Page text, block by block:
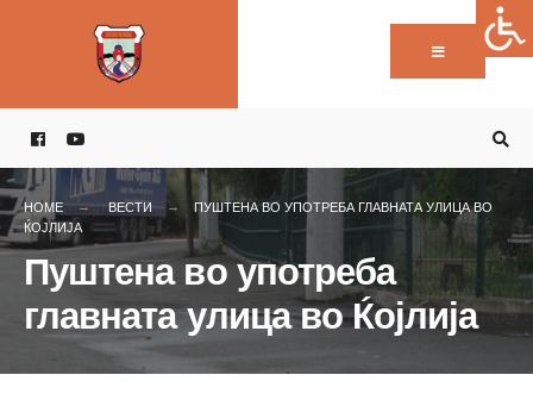
HOME ВЕСТИ
ПУШТЕНА ВО УПОТРЕБА ГЛАВНАТА УЛИЦА ВО
ЌОЈЛИЈА
Пуштена во употреба
главната улица во Ќојлија